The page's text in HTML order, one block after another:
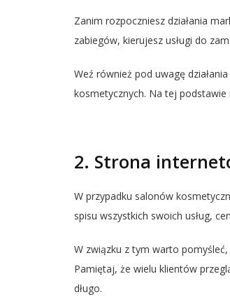
Zanim rozpoczniesz działania
zabiegów, kierujesz usługi do
Weź również pod uwagę
kosmetycznych. Na tej podstawie
2. Strona
W przypadku salonów
spisu wszystkich swoich usług,
W związku z tym warto
Pamiętaj, że wielu klientów
długo.